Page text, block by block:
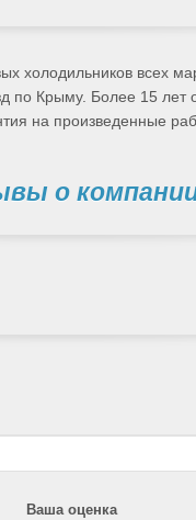
холодильников всех
по Крыму. Более 15 лет
на произведенные
о
Ваша оценка